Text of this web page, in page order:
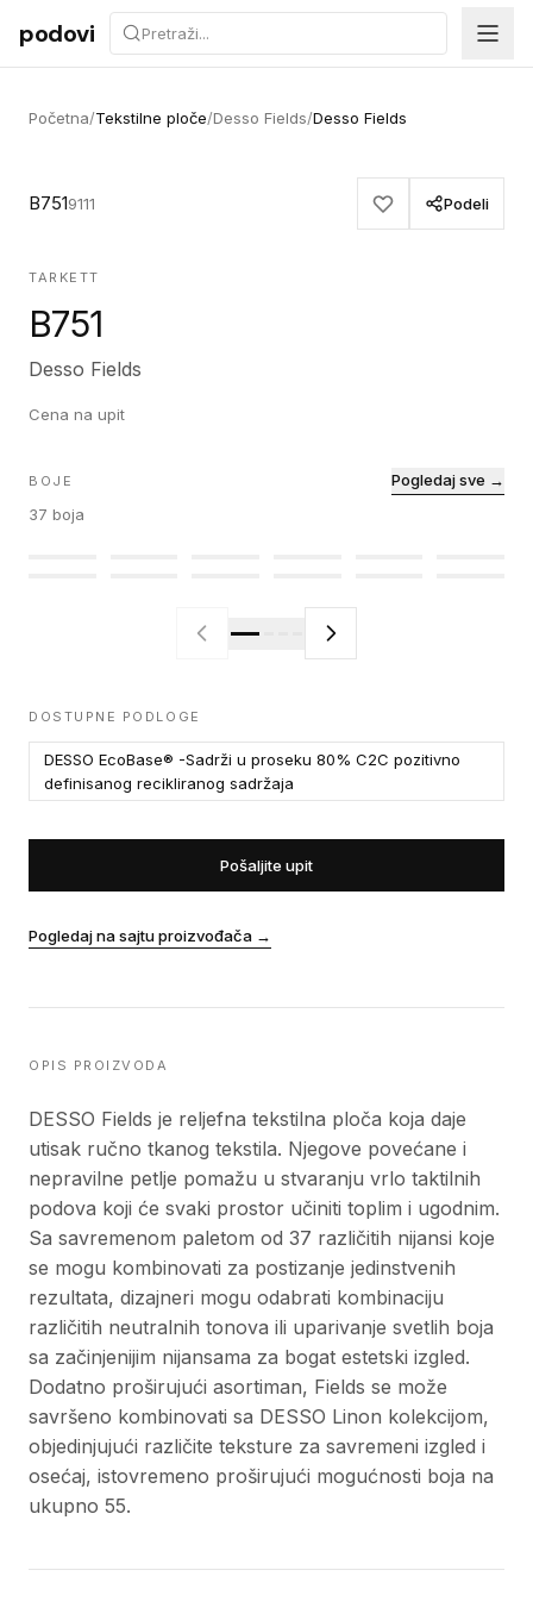
Preskoči na sadržaj
podovi
Početna/Tekstilne ploče/Desso Fields/Desso Fields
B7519111 Podeli
TARKETT
B751
Desso Fields
Cena na upit
BOJE
37 boja
Pogledaj sve →
DOSTUPNE PODLOGE
DESSO EcoBase® -Sadrži u proseku 80% C2C pozitivno
definisanog recikliranog sadržaja
Pošaljite upit
Pogledaj na sajtu proizvođača →
OPIS PROIZVODA
DESSO Fields je reljefna tekstilna ploča koja daje
utisak ručno tkanog tekstila. Njegove povećane i
nepravilne petlje pomažu u stvaranju vrlo taktilnih
podova koji će svaki prostor učiniti toplim i ugodnim.
Sa savremenom paletom od 37 različitih nijansi koje
se mogu kombinovati za postizanje jedinstvenih
rezultata, dizajneri mogu odabrati kombinaciju
različitih neutralnih tonova ili uparivanje svetlih boja
sa začinjenijim nijansama za bogat estetski izgled.
Dodatno proširujući asortiman, Fields se može
savršeno kombinovati sa DESSO Linon kolekcijom,
objedinjujući različite teksture za savremeni izgled i
osećaj, istovremeno proširujući mogućnosti boja na
ukupno 55.